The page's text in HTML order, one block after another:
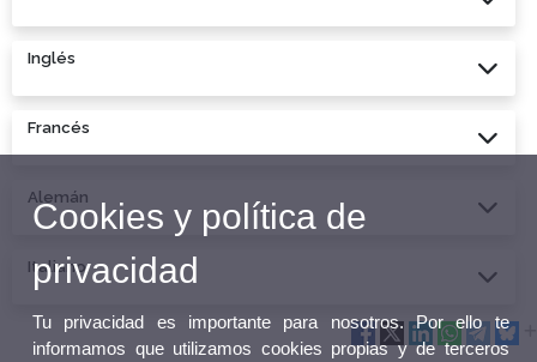
Inglés
Francés
Alemán
Italiano
Cookies y política de
privacidad
Tu privacidad es importante para nosotros. Por ello te
informamos que utilizamos cookies propias y de terceros